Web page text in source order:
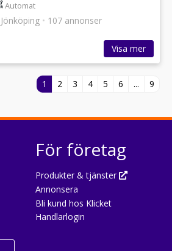
Automat
Jönköping • 107 annonser
Visa mer
1 2 3 4 5 6 ... 9
För företag
Produkter & tjänster
Annonsera
Bli kund hos Klicket
Handlarlogin